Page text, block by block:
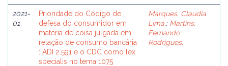
2021-
01
Prioridade do Código de
defesa do consumidor em
matéria de coisa julgada em
relação de consumo bancária
: ADI 2.591 e o CDC como lex
specialis no tema 1075
Marques, Claudia
Lima.; Martins,
Fernando
Rodrigues.